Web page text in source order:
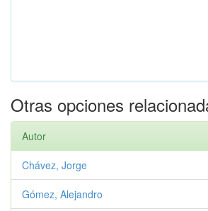
Otras opciones
Autor
Chávez, Jorge
Gómez, Alejandro